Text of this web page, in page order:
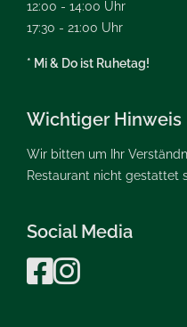
12:00 - 14:00 Uhr
17:30 - 21:00 Uhr
* Mi & Do ist Ruhetag!
Wichtiger Hinweis
Wir bitten um Ihr
Restaurant nicht gestattet
Social Media
 